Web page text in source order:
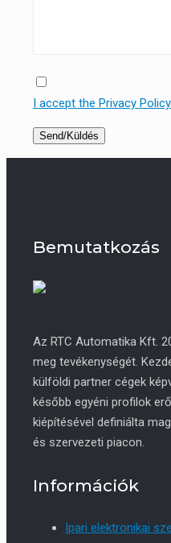
I accept the Privacy Policy
Bemutatkozás
Az RTC Automatika Kft.
meg tevékenységét.
külföldi partner cégek
később egyéni profilok
kiépítésével definiálta
és szervezeti piacon.
Információk
Ipari elektronikai